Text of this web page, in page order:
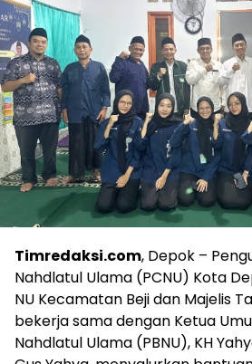
Timredaksi.com, Depok –
Nahdlatul Ulama (PCNU) Kota
NU Kecamatan Beji dan Majelis
bekerja sama dengan Ketua
Nahdlatul Ulama (PBNU), KH